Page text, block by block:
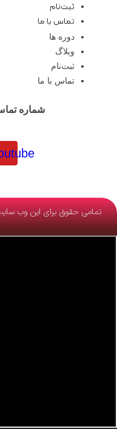
ثبت‌نام
تماس با ما
دوره ها
وبلاگ
ثبت‌نام
تماس با ما
شماره
تمامی حقوق برای این وب